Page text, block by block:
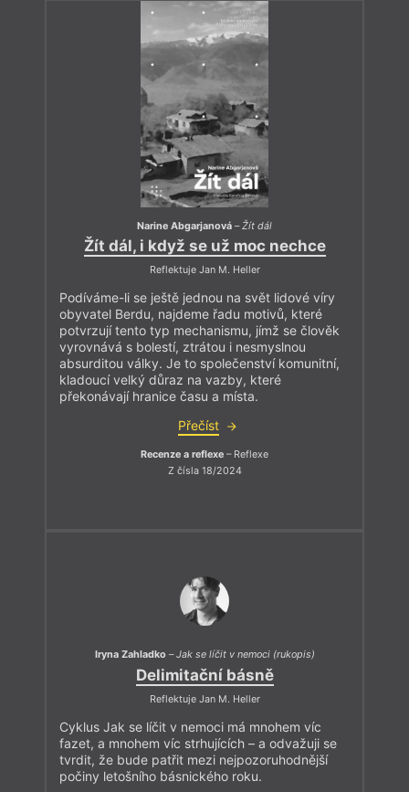
Narine Abgarjanová –Žít dál
Žít dál, i když se už moc nechce
Reflektuje Jan M. Heller
Podíváme-li se ještě jednou na svět lidové víry
obyvatel Berdu, najdeme řadu motivů, které
potvrzují tento typ mechanismu, jímž se člověk
vyrovnává s bolestí, ztrátou i nesmyslnou
absurditou války. Je to společenství komunitní,
kladoucí velký důraz na vazby, které
překonávají hranice času a místa.
Přečíst
Recenze a reflexe – Reflexe
Z čísla 18/2024
Iryna Zahladko –Jak se líčit v nemoci (rukopis)
Delimitační básně
Reflektuje Jan M. Heller
Cyklus Jak se líčit v nemoci má mnohem víc
fazet, a mnohem víc strhujících – a odvažuji se
tvrdit, že bude patřit mezi nejpozoruhodnější
počiny letošního básnického roku.